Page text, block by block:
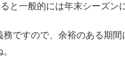
と一般的には年末シーズン
ですので、余裕のある期